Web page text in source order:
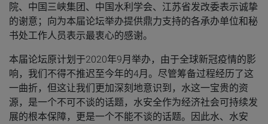
院、中国三峡集团、中国水利学会、江苏省发改委表示诚挚
的谢意；向为本届论坛举办提供鼎力支持的各承办单位和秘
书处工作人员表示最衷心的感谢。
本届论坛原计划于2020年9月举办，由于全球新冠疫情的影
响，我们不得不推迟至今年的4月。尽管筹备过程经历了这
一曲折，但这让我们更加深刻地意识到，水这一宝贵的资
源，是一个不可不谈的话题，水安全作为经济社会可持续发
展的根本保障，更是一个不能不谈的话题。因此水、水安